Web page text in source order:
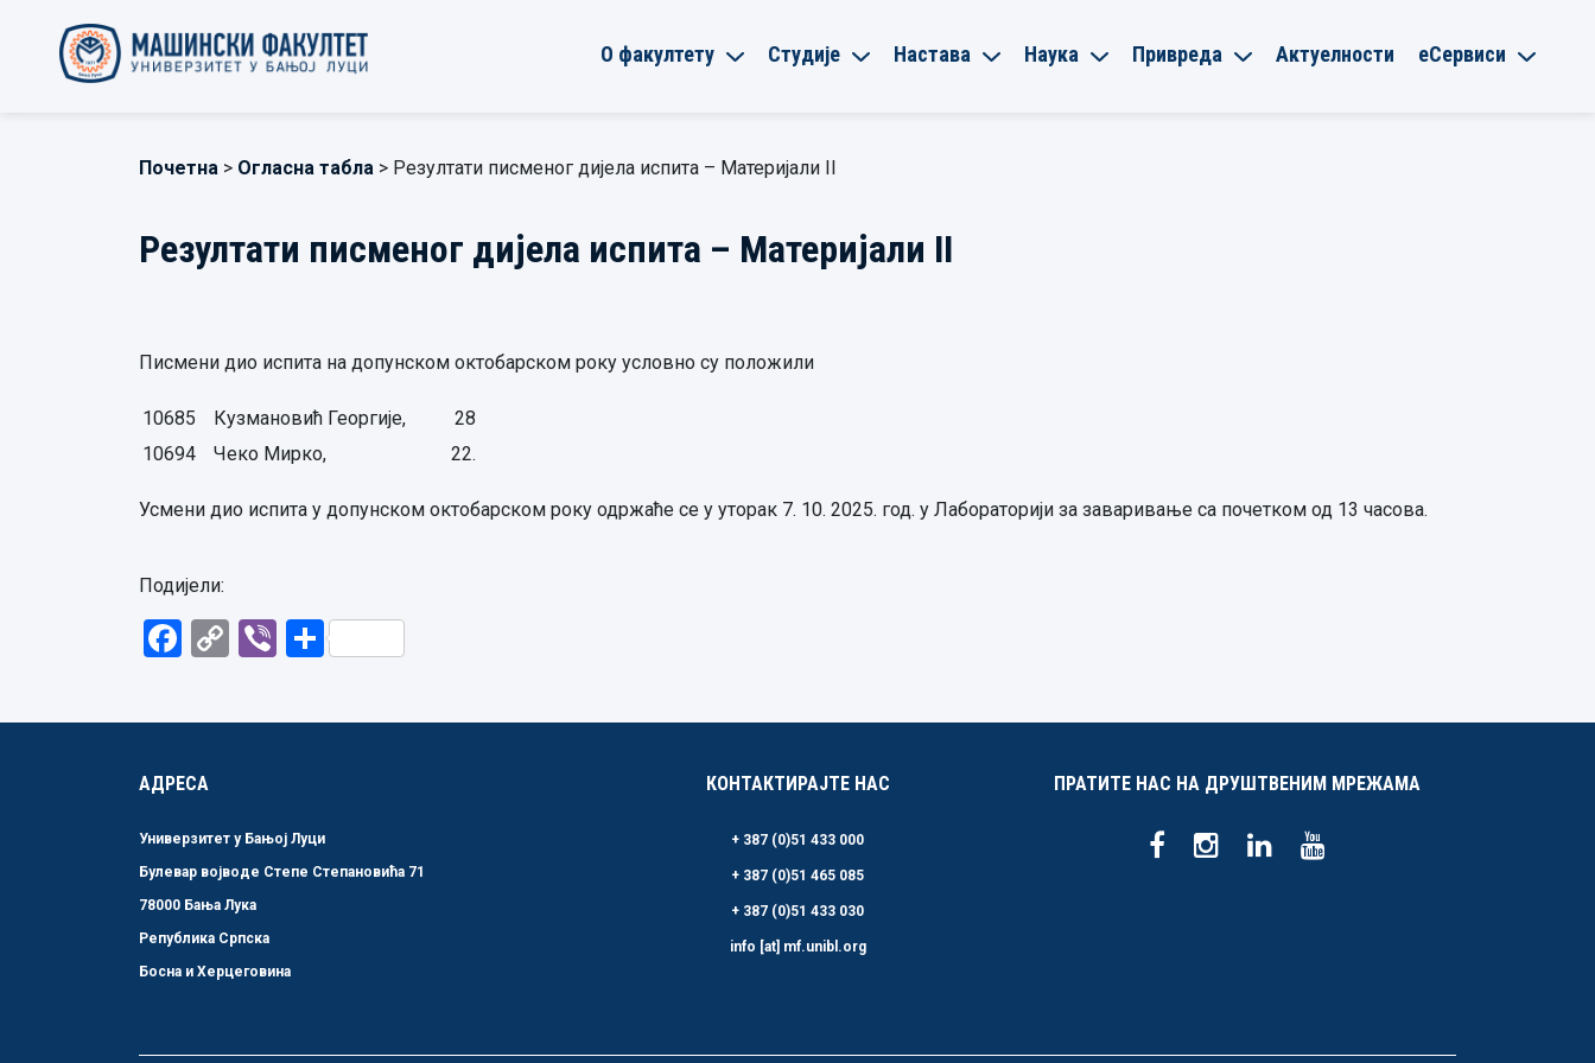
О факултету Студије Настава Наука Привреда Актуелности еСервиси
Почетна > Огласна табла > Резултати писменог дијела испита – Материјали II
Резултати писменог дијела испита – Материјали II
Писмени дио испита на допунском октобарском року условно су положили
10685 Кузмановић Георгије,
28
10694
Чеко Мирко, 22.
Усмени дио испита у допунском октобарском року одржаће се у уторак 7. 10. 2025. год. у Лабораторији за заваривање са почетком од 13 часова.
Подијели:
Facebook
CopyViberShare
АДРЕСА
Универзитет у Бањој Луци
Булевар војводе Степе Степановића 71
78000 Бања Лука
Република Српска
Босна и Херцеговина
КОНТАКТИРАЈТЕ НАС
+ 387 (0)51 433 000
+ 387 (0)51 465 085
+ 387 (0)51 433 030
info [at] mf.unibl.org
ПРАТИТЕ НАС НА ДРУШТВЕНИМ МРЕЖАМА